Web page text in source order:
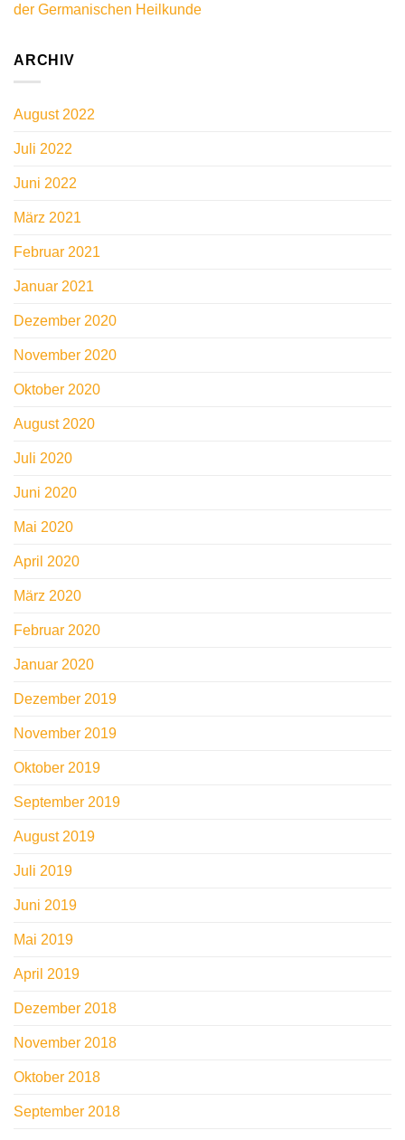
der Germanischen Heilkunde
ARCHIV
August 2022
Juli 2022
Juni 2022
März 2021
Februar 2021
Januar 2021
Dezember 2020
November 2020
Oktober 2020
August 2020
Juli 2020
Juni 2020
Mai 2020
April 2020
März 2020
Februar 2020
Januar 2020
Dezember 2019
November 2019
Oktober 2019
September 2019
August 2019
Juli 2019
Juni 2019
Mai 2019
April 2019
Dezember 2018
November 2018
Oktober 2018
September 2018